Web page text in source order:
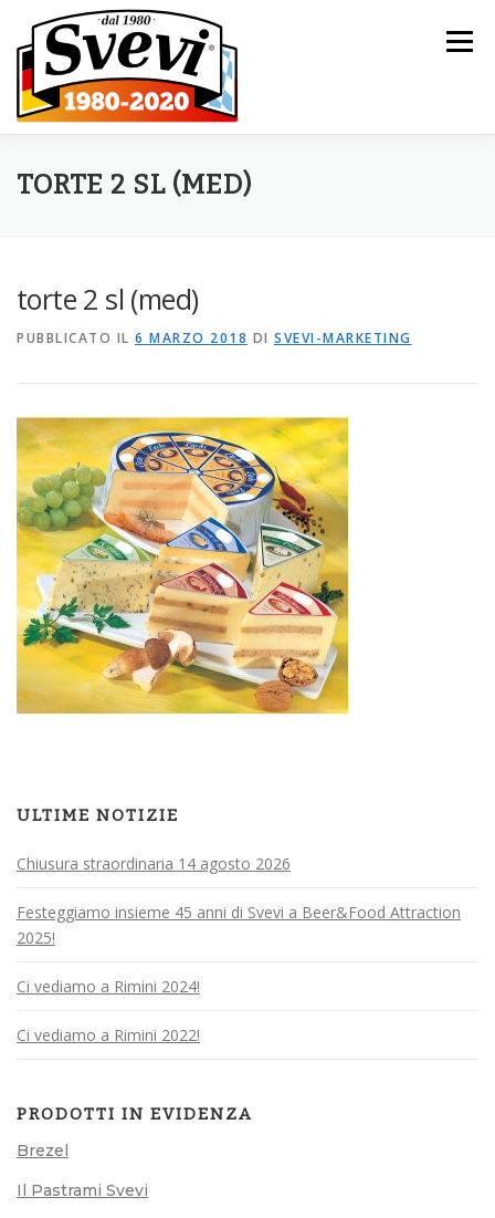
Passa al contenuto
Menu
HOME L’AZIENDA I NOSTRI PRODOTTI
TORTE 2 SL (MED)
torte 2 sl (med)
PUBBLICATO IL 6 MARZO 2018 DI SVEVI-MARKETING
ULTIME NOTIZIE
Chiusura straordinaria 14 agosto 2026
Festeggiamo insieme 45 anni di Svevi a Beer&Food Attraction
2025!
Ci vediamo a Rimini 2024!
Ci vediamo a Rimini 2022!
PRODOTTI IN EVIDENZA
Brezel
Il Pastrami Svevi